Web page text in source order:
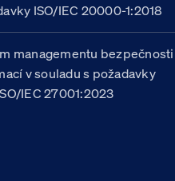
ISO/IEC 20000-1:2018
managementu bezpečnosti
v souladu s požadavky
IEC 27001:2023